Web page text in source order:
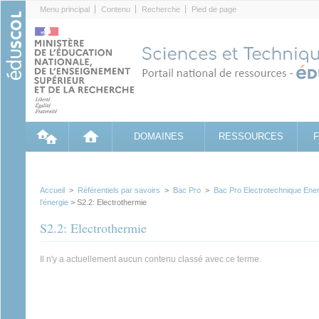
Menu principal Contenu Recherche Pied de page
DOMAINES RESSOURCES
Accueil > Référentiels par savoirs > Bac Pro > Bac Pro Electrotechnique
l’énergie > S2.2: Electrothermie
S2.2: Electrothermie
Il n'y a actuellement aucun contenu classé avec ce terme.